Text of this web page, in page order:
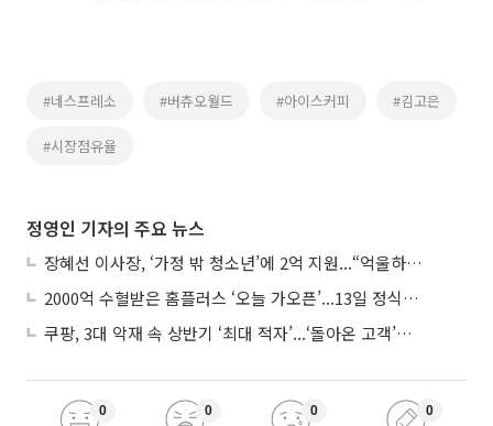
#네스프레소 #버츄오월드 #아이스커피 #김고은
#시장점유율
정영인 기자의 주요 뉴스
장혜선 이사장, ‘가정 밖 청소년’에 2억 지원...“억울하고 아파도 단단해지길”
2000억 수혈받은 홈플러스 ‘오늘 가오픈’...13일 정식 개장 시험대
쿠팡, 3대 악재 속 상반기 ‘최대 적자’...‘돌아온 고객’에 수익성 반등 주목
0 0 0 0